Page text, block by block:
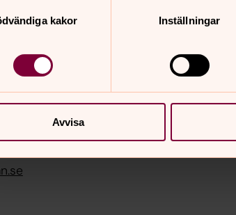
kakor
Inställningar
Avvisa
på sidans innehåll?